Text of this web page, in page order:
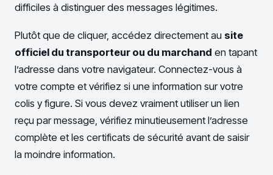
difficiles à distinguer des messages légitimes.
Plutôt que de cliquer, accédez directement au site
officiel du transporteur ou du marchand en tapant
l’adresse dans votre navigateur. Connectez-vous à
votre compte et vérifiez si une information sur votre
colis y figure. Si vous devez vraiment utiliser un lien
reçu par message, vérifiez minutieusement l’adresse
complète et les certificats de sécurité avant de saisir
la moindre information.